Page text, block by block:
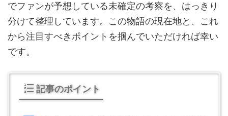
でファンが予想している未確定の考察を、はっきり
分けて整理しています。この物語の現在地と、これ
から注目すべきポイントを掴んでいただければ幸い
です。
記事のポイント